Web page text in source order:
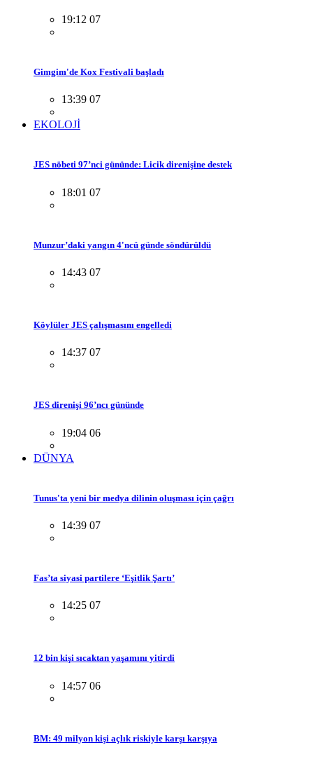
19:12 07
Gimgim'de Kox Festivali başladı
13:39 07
EKOLOJİ
JES nöbeti 97’nci gününde: Licik direnişine destek
18:01 07
Munzur’daki yangın 4'ncü günde söndürüldü
14:43 07
Köylüler JES çalışmasını engelledi
14:37 07
JES direnişi 96’ncı gününde
19:04 06
DÜNYA
Tunus'ta yeni bir medya dilinin oluşması için çağrı
14:39 07
Fas’ta siyasi partilere ‘Eşitlik Şartı’
14:25 07
12 bin kişi sıcaktan yaşamını yitirdi
14:57 06
BM: 49 milyon kişi açlık riskiyle karşı karşıya